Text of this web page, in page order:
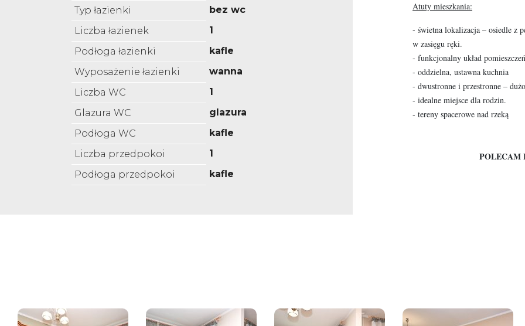
Typ łazienki
bez wc
Liczba łazienek
1
Podłoga łazienki
kafle
Wyposażenie łazienki
wanna
Liczba WC
1
Glazura WC
glazura
Podłoga WC
kafle
Liczba przedpokoi
1
Podłoga przedpokoi
kafle
Atuty mieszkania:
- świetna lokalizacja – osiedle z
w zasięgu ręki.
- funkcjonalny układ
- oddzielna, ustawna kuchnia
- dwustronne i przestronne –
- idealne miejsce dla rodzin.
- tereny spacerowe nad rzeką
POLECAM